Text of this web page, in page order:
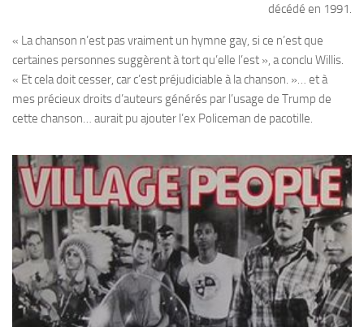
décédé en 1991.
« La chanson n’est pas vraiment un hymne gay, si ce n’est que
certaines personnes suggèrent à tort qu’elle l’est », a conclu Willis.
« Et cela doit cesser, car c’est préjudiciable à la chanson. »… et à
mes précieux droits d’auteurs générés par l’usage de Trump de
cette chanson… aurait pu ajouter l’ex Policeman de pacotille.